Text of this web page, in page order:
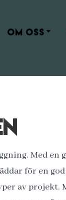
OM OSS
Med en
för en
av projekt.